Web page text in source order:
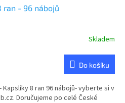
ran - 96 nábojů
Skladem
Do košíku
8 ran 96 nábojů- vyberte si v
Doručujeme po celé České